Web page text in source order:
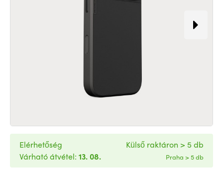
Elérhetőség
Várható átvétel: 13. 08.
Külső raktáron > 5 db
Praha > 5 db